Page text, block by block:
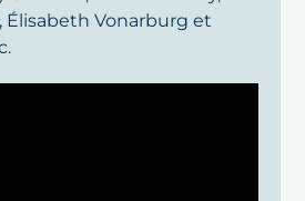
Élisabeth Vonarburg et